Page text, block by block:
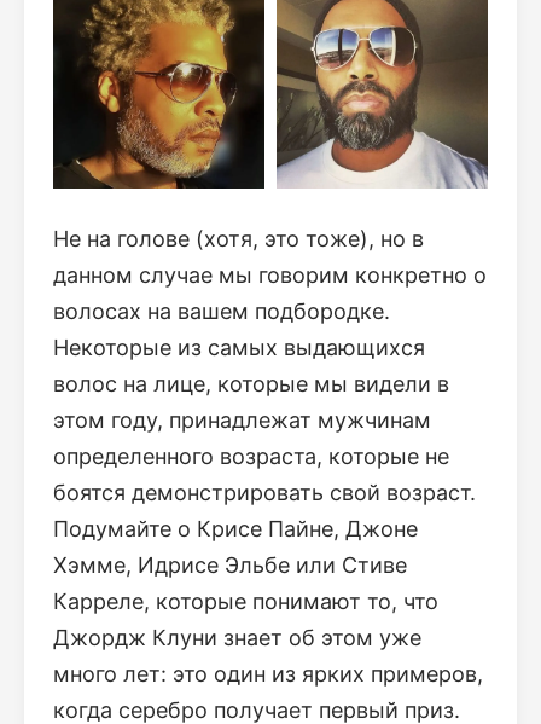
Не на голове (хотя, это тоже), но в
данном случае мы говорим конкретно о
волосах на вашем подбородке.
Некоторые из самых выдающихся
волос на лице, которые мы видели в
этом году, принадлежат мужчинам
определенного возраста, которые не
боятся демонстрировать свой возраст.
Подумайте о Крисе Пайне, Джоне
Хэмме, Идрисе Эльбе или Стиве
Карреле, которые понимают то, что
Джордж Клуни знает об этом уже
много лет: это один из ярких примеров,
когда серебро получает первый приз.